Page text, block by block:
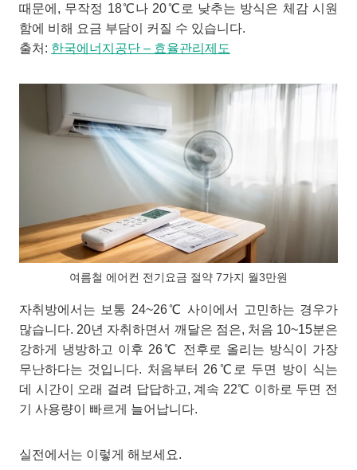
때문에, 무작정 18℃나 20℃로 낮추는 방식은 체감 시원
함에 비해 요금 부담이 커질 수 있습니다.
출처: 한국에너지공단 – 효율관리제도
여름철 에어컨 전기요금 절약 7가지 월3만원
자취방에서는 보통 24~26℃ 사이에서 고민하는 경우가
많습니다. 20년 자취하면서 깨달은 점은, 처음 10~15분은
강하게 냉방하고 이후 26℃ 전후로 올리는 방식이 가장
무난하다는 것입니다. 처음부터 26℃로 두면 방이 식는
데 시간이 오래 걸려 답답하고, 계속 22℃ 이하로 두면 전
기 사용량이 빠르게 늘어납니다.
실전에서는 이렇게 해보세요.